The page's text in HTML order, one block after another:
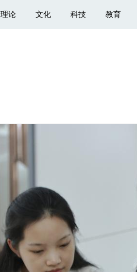
理论 文化 科技 教育